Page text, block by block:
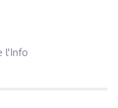
l'Info